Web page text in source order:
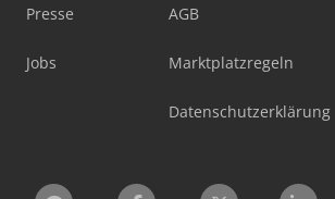
Presse
Jobs
AGB
Marktplatzregeln
Datenschutzerklärung